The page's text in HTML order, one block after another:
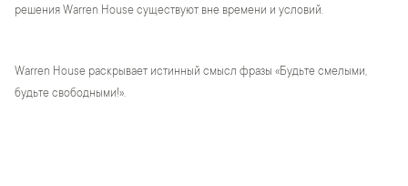
решения Warren House существуют вне времени и условий.
Warren House раскрывает истинный смысл фразы «Будьте смелыми,
будьте свободными!».